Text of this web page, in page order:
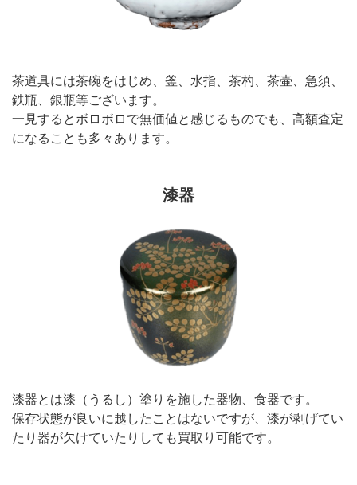
茶道具には茶碗をはじめ、釜、水指、茶杓、茶壷、急須、
鉄瓶、銀瓶等ございます。
一見するとボロボロで無価値と感じるものでも、高額査定
になることも多々あります。
漆器
漆器とは漆（うるし）塗りを施した器物、食器です。
保存状態が良いに越したことはないですが、漆が剥げてい
たり器が欠けていたりしても買取り可能です。